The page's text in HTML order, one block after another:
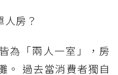
房？
為「兩人一室」，房
。 過去當消費者獨自